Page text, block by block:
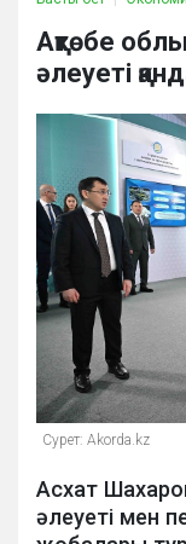
Ақтөбе
әлеуеті
Сурет: Аkorda.kz
Асхат
әлеуеті мен